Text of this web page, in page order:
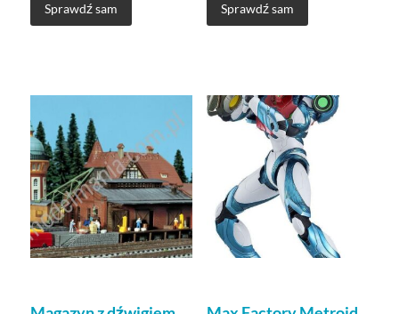
Sprawdź sam Sprawdź sam